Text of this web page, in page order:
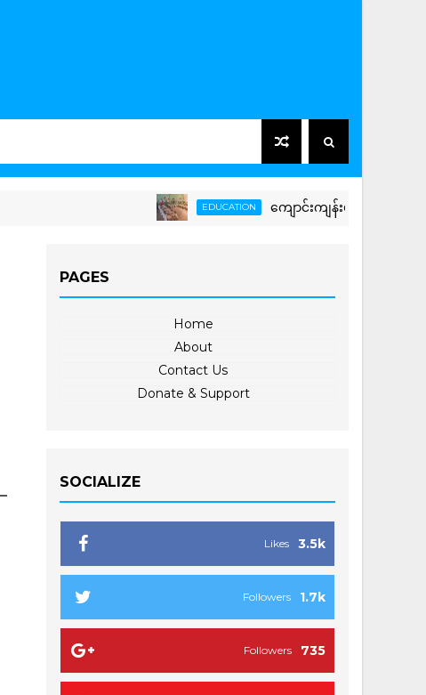
EDUCATION ကျောင်းကျန်းမာရေးသီတင်းပတ်လှု
PAGES
Home
About
Contact Us
Donate & Support
SOCIALIZE
3.5k
Likes
1.7k
Followers
735
Followers